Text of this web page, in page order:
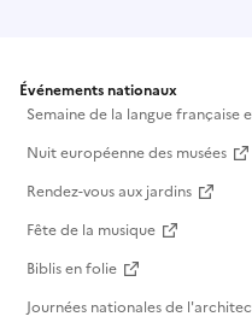
Événements nationaux
Semaine de la langue française
Nuit européenne des musées
Rendez-vous aux jardins
Fête de la musique
Biblis en folie
Journées nationales de